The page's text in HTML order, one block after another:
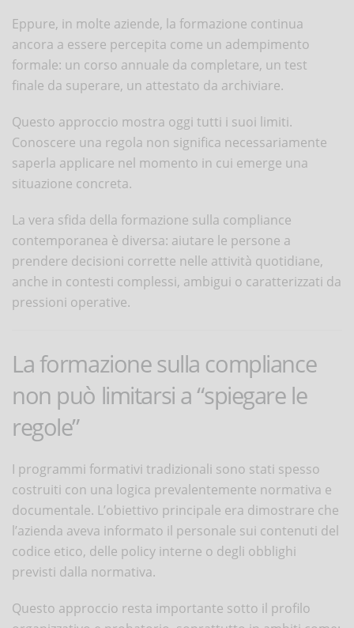
Eppure, in molte aziende, la formazione continua
ancora a essere percepita come un adempimento
formale: un corso annuale da completare, un test
finale da superare, un attestato da archiviare.
Questo approccio mostra oggi tutti i suoi limiti.
Conoscere una regola non significa necessariamente
saperla applicare nel momento in cui emerge una
situazione concreta.
La vera sfida della formazione sulla compliance
contemporanea è diversa: aiutare le persone a
prendere decisioni corrette nelle attività quotidiane,
anche in contesti complessi, ambigui o caratterizzati da
pressioni operative.
La formazione sulla compliance
non può limitarsi a “spiegare le
regole”
I programmi formativi tradizionali sono stati spesso
costruiti con una logica prevalentemente normativa e
documentale. L’obiettivo principale era dimostrare che
l’azienda aveva informato il personale sui contenuti del
codice etico, delle policy interne o degli obblighi
previsti dalla normativa.
Questo approccio resta importante sotto il profilo